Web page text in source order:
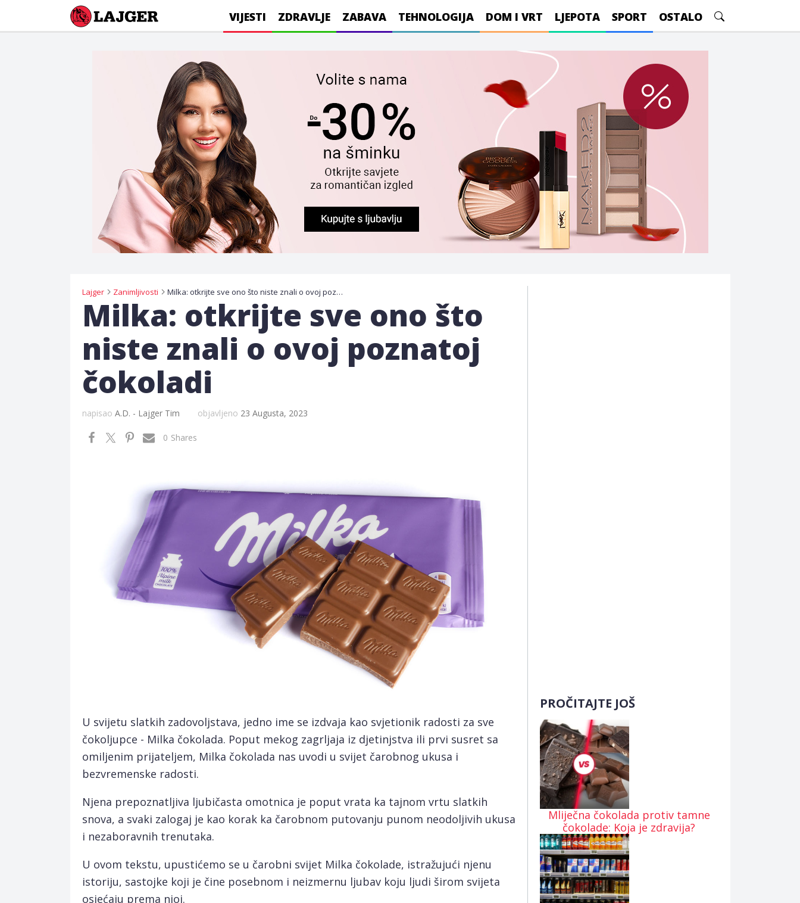
Lajger VIJESTI ZDRAVLJE ZABAVA TEHNOLOGIJA DOM I VRT LJEPOTA SPORT OSTALO
Lajger Zanimljivosti Milka: otkrijte sve ono što niste znali o ovoj poznatoj čokoladi
Milka: otkrijte sve ono što
niste znali o ovoj poznatoj
čokoladi
napisao A.D. - Lajger Tim objavljeno 23 Augusta, 2023
Shares
0
U svijetu slatkih zadovoljstava, jedno ime se izdvaja kao svjetionik radosti za sve
čokoljupce - Milka čokolada. Poput mekog zagrljaja iz djetinjstva ili prvi susret sa
omiljenim prijateljem, Milka čokolada nas uvodi u svijet čarobnog ukusa i
bezvremenske radosti.
Njena prepoznatljiva ljubičasta omotnica je poput vrata ka tajnom vrtu slatkih
snova, a svaki zalogaj je kao korak ka čarobnom putovanju punom neodoljivih ukusa
i nezaboravnih trenutaka.
U ovom tekstu, upustićemo se u čarobni svijet Milka čokolade, istražujući njenu
istoriju, sastojke koji je čine posebnom i neizmernu ljubav koju ljudi širom svijeta
osjećaju prema njoj.
PROČITAJTE JOŠ
Mliječna čokolada protiv tamne
čokolade: Koja je zdravija?